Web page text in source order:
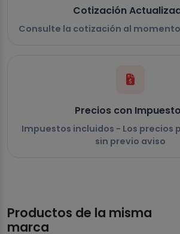
Cotización
Consulte la cotización al
Precios con
Impuestos incluidos - Los precios
sin previo aviso
Productos de la misma
marca